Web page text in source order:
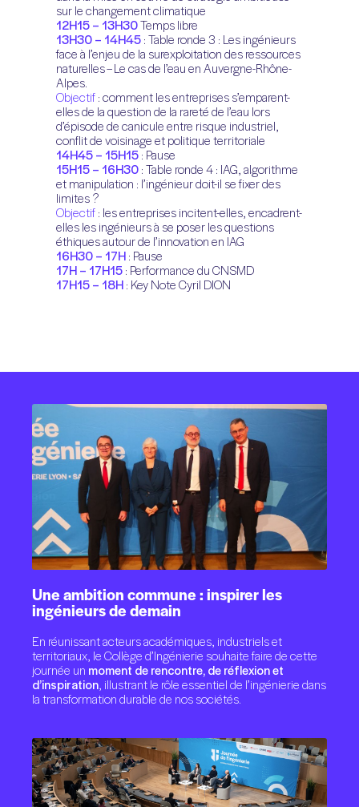
sur le changement climatique
12H15 – 13H30Temps libre
13H30 – 14H45: Table ronde 3 : Les ingénieurs
face à l’enjeu de la surexploitation des ressources
naturelles – Le cas de l’eau en Auvergne-Rhône-
Alpes.
Objectif: comment les entreprises s’emparent-
elles de la question de la rareté de l’eau lors
d’épisode de canicule entre risque industriel,
conflit de voisinage et politique territoriale
14H45 – 15H15: Pause
15H15 – 16H30: Table ronde 4 : IAG, algorithme
et manipulation : l’ingénieur doit-il se fixer des
limites ?
Objectif: les entreprises incitent-elles, encadrent-
elles les ingénieurs à se poser les questions
éthiques autour de l’innovation en IAG
16H30 – 17H: Pause
17H – 17H15: Performance du CNSMD
17H15 – 18H: Key Note Cyril DION
Uneambitioncommune:inspirerles
ingénieursdedemain
En réunissant acteurs académiques, industriels et
territoriaux, le Collège d’Ingénierie souhaite faire de cette
journée un moment de rencontre, de réflexion et
d’inspiration, illustrant le rôle essentiel de l’ingénierie dans
la transformation durable de nos sociétés.